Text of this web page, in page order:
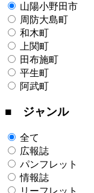
山陽小野田市
周防大島町
和木町
上関町
田布施町
平生町
阿武町
■ ジャンル
全て
広報誌
パンフレット
情報誌